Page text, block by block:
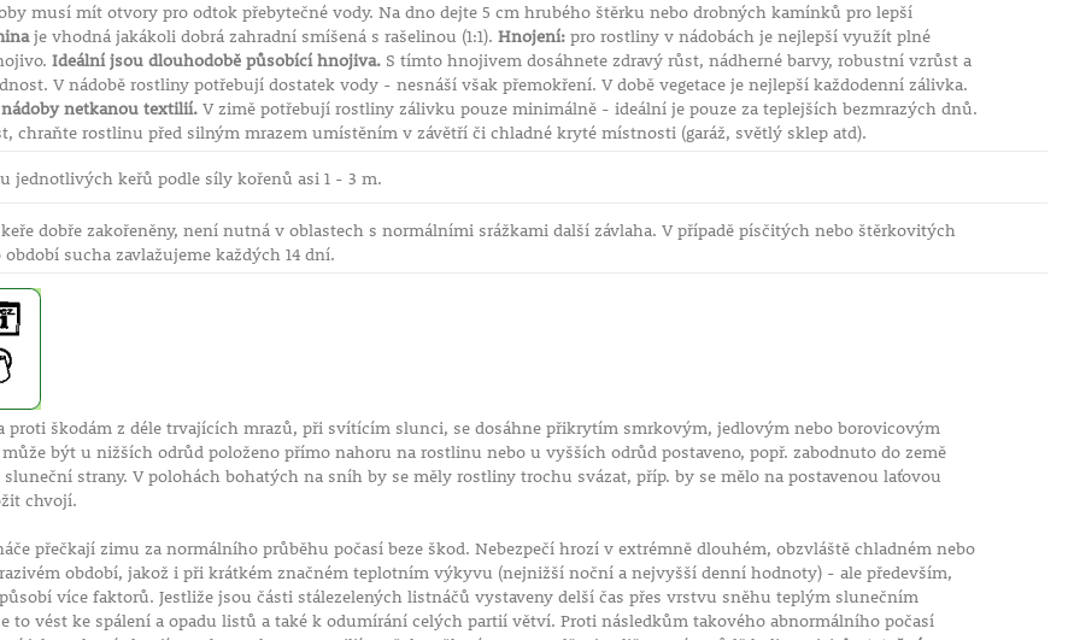
musí mít otvory pro odtok přebytečné vody. Na dno dejte 5 cm hrubého štěrku nebo drobných kamínků pro lepší
je vhodná jakákoli dobrá zahradní smíšená s rašelinou (1:1). Hnojení:pro rostliny v nádobách je nejlepší využít plné
Ideální jsou dlouhodobě působící hnojiva.S tímto hnojivem dosáhnete zdravý růst, nádherné barvy, robustní vzrůst a
V nádobě rostliny potřebují dostatek vody - nesnáší však přemokření. V době vegetace je nejlepší každodenní zálivka.
netkanou textilií.V zimě potřebují rostliny zálivku pouze minimálně - ideální je pouze za teplejších bezmrazých dnů.
chraňte rostlinu před silným mrazem umístěním v závětří či chladné kryté místnosti (garáž, světlý sklep atd).
jednotlivých keřů podle síly kořenů asi 1 - 3 m.
dobře zakořeněny, není nutná v oblastech s normálními srážkami další závlaha. V případě písčitých nebo štěrkovitých
sucha zavlažujeme každých 14 dní.
proti škodám z déle trvajících mrazů, při svítícím slunci, se dosáhne přikrytím smrkovým, jedlovým nebo borovicovým
být u nižších odrůd položeno přímo nahoru na rostlinu nebo u vyšších odrůd postaveno, popř. zabodnuto do země
strany. V polohách bohatých na sníh by se měly rostliny trochu svázat, příp. by se mělo na postavenou laťovou
chvojí.
přečkají zimu za normálního průběhu počasí beze škod. Nebezpečí hrozí v extrémně dlouhém, obzvláště chladném nebo
období, jakož i při krátkém značném teplotním výkyvu (nejnižší noční a nejvyšší denní hodnoty) - ale především,
více faktorů. Jestliže jsou části stálezelených listnáčů vystaveny delší čas přes vrstvu sněhu teplým slunečním
to vést ke spálení a opadu listů a také k odumírání celých partií větví. Proti následkům takového abnormálního počasí